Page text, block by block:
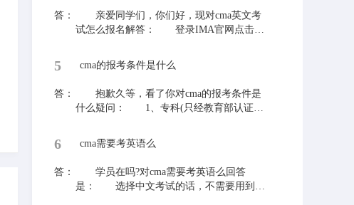
ley版教材等。 如果同学还有其他的疑
问，欢迎提出来，老师和大家一起交流学
习。
答：
亲爱同学们，你们好，现对cma英文考
试怎么报名解答： 登录IMA官网点击右
点击在线商城支付年费与考试费→进入普尔
文(Prometric)网站预约考试考点→取得考试
授权信→参加考试。 平常工作中遇到其
他的会计问题，可以及时来网站联络老师，
老师与你一起解决。
5 cma的报考条件是什么
答：
抱歉久等，看了你对cma的报考条件是
什么疑问： 1、专科(只经教育部认证的
将不予接受) 2、本科(只接受经过教育部
认可的本科学位，只有学历证书而没有学位
将不予接受) 3、研究生及以上(经过教育
部认可的硕士或博士学历均可以接受)
4、持有中国注册会计师协会认证的注册会
6 cma需要考英语么
答：
学员在吗?对cma需要考英语么回答
是： 选择中文考试的话，不需要用到英